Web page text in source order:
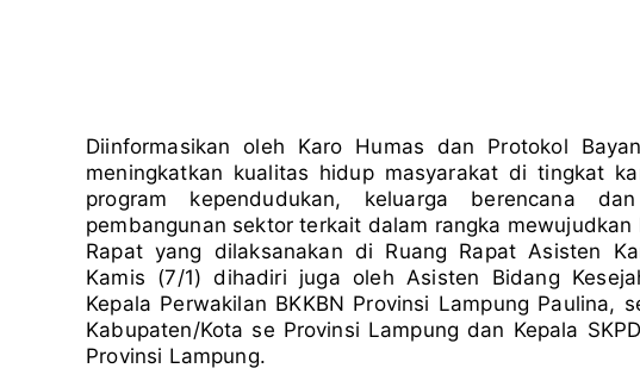
Diinformasikan oleh Karo Humas dan Protokol
meningkatkan kualitas hidup masyarakat di tingkat
program kependudukan, keluarga berencana
pembangunan sektor terkait dalam rangka
Rapat yang dilaksanakan di Ruang Rapat Asisten
Kamis (7/1) dihadiri juga oleh Asisten Bidang
Kepala Perwakilan BKKBN Provinsi Lampung Paulina,
Kabupaten/Kota se Provinsi Lampung dan Kepala
Provinsi Lampung.